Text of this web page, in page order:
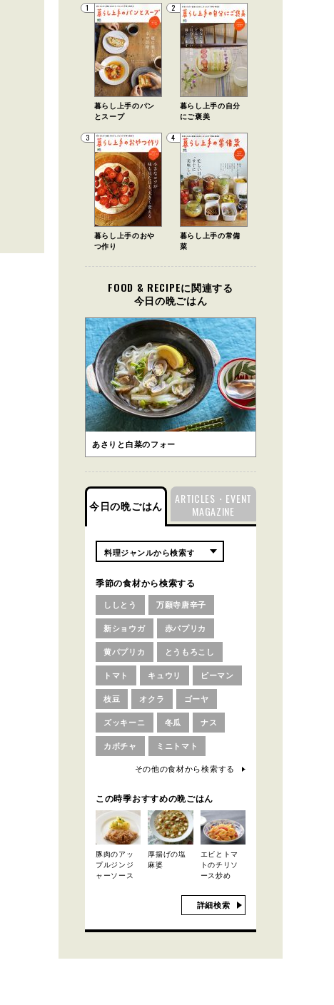
1
暮らし上手のパン
とスープ
2
暮らし上手の自分
にご褒美
3
暮らし上手のおや
つ作り
4
暮らし上手の常備
菜
FOOD & RECIPEに関連する
今日の晩ごはん
あさりと白菜のフォー
今日の晩ごはん
ARTICLES・EVENT
MAGAZINE
季節の食材から検索する
ししとう 万願寺唐辛子
新ショウガ 赤パプリカ
黄パプリカ とうもろこし
トマト キュウリ ピーマン
枝豆 オクラ ゴーヤ
ズッキーニ 冬瓜 ナス
カボチャ ミニトマト
その他の食材から検索する
この時季おすすめの晩ごはん
豚肉のアッ
プルジンジ
ャーソース
厚揚げの塩
麻婆
エビとトマ
トのチリソ
ース炒め
詳細検索